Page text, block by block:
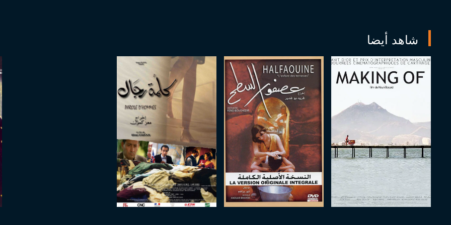
شاهد أيضا